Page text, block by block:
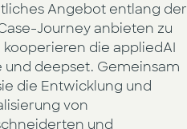
Angebot entlang der
Journey anbieten zu
kooperieren die appliedAI
und deepset. Gemeinsam
die Entwicklung und
von
und